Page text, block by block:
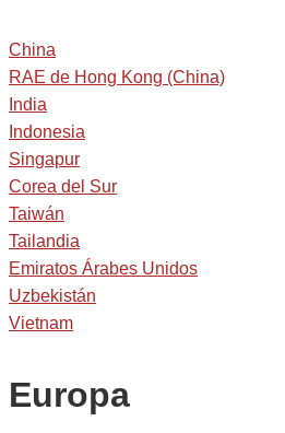
China
RAE de Hong Kong (China)
India
Indonesia
Singapur
Corea del Sur
Taiwán
Tailandia
Emiratos Árabes Unidos
Uzbekistán
Vietnam
Europa